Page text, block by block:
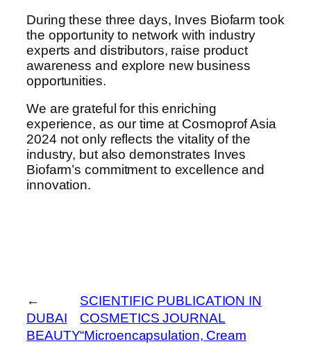
During these three days, Inves Biofarm took
the opportunity to network with industry
experts and distributors, raise product
awareness and explore new business
opportunities.
We are grateful for this enriching
experience, as our time at Cosmoprof Asia
2024 not only reflects the vitality of the
industry, but also demonstrates Inves
Biofarm’s commitment to excellence and
innovation.
←
DUBAI
BEAUTY
SCIENTIFIC PUBLICATION IN
COSMETICS JOURNAL
“Microencapsulation, Cream